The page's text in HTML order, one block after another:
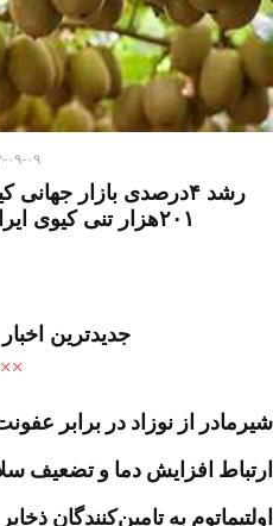
۱۴۰۴-
۲۰۱هزار تنی کیوی ایران به بازارهای جهانی
جدیدترین
شیرمادر از نوزاد در برابر
ارتباط افزایش دما و تضعیف
اولتیماتوم به تامین‌کنندگان